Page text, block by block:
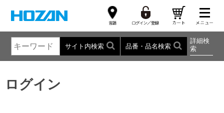
サイト内検索 品番・品名検索
詳細検
索
ログイン